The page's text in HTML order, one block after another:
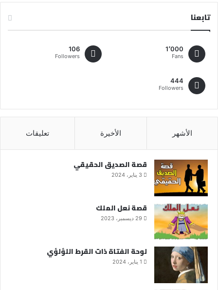
تابعنا
1٬000
Fans
106
Followers
444
Followers
الأشهر الأخيرة تعليقات
قصة الصديق الحقيقي
3 يناير، 2024
قصة نعل الملك
29 ديسمبر، 2023
لوحة الفتاة ذات القرط اللؤلؤي
1 يناير، 2024